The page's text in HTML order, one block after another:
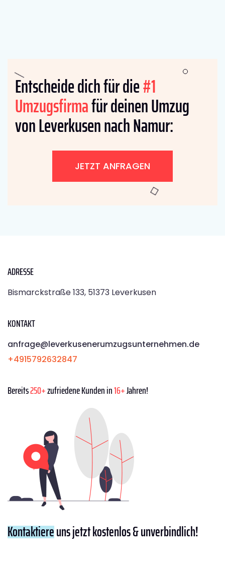
Entscheide dich für die#1
Umzugsfirmafür deinen Umzug
von Leverkusen nach Namur:
JETZT ANFRAGEN
ADRESSE
Bismarckstraße 133, 51373 Leverkusen
KONTAKT
anfrage@leverkusenerumzugsunternehmen.de
+4915792632847
Bereits250+zufriedene Kunden in16+Jahren!
Kontaktiereuns jetzt kostenlos & unverbindlich!